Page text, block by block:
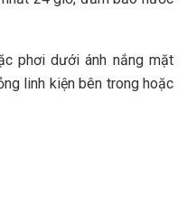
phơi dưới ánh nắng mặt
linh kiện bên trong hoặc